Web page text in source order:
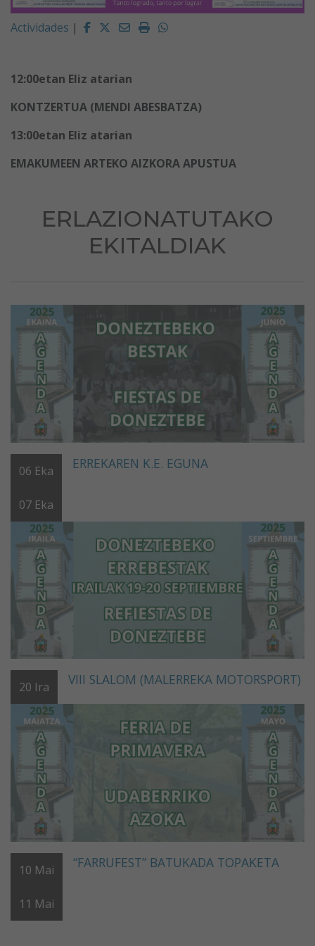
Actividades | Facebook
Twitter
EmailImprimirWhatsapp
12:00etan Eliz atarian
KONTZERTUA (MENDI ABESBATZA)
13:00etan Eliz atarian
EMAKUMEEN ARTEKO AIZKORA APUSTUA
ERLAZIONATUTAKO
EKITALDIAK
06 Eka
07 Eka
ERREKAREN K.E. EGUNA
20 Ira VIII SLALOM (MALERREKA MOTORSPORT)
10 Mai
11 Mai
“FARRUFEST” BATUKADA TOPAKETA